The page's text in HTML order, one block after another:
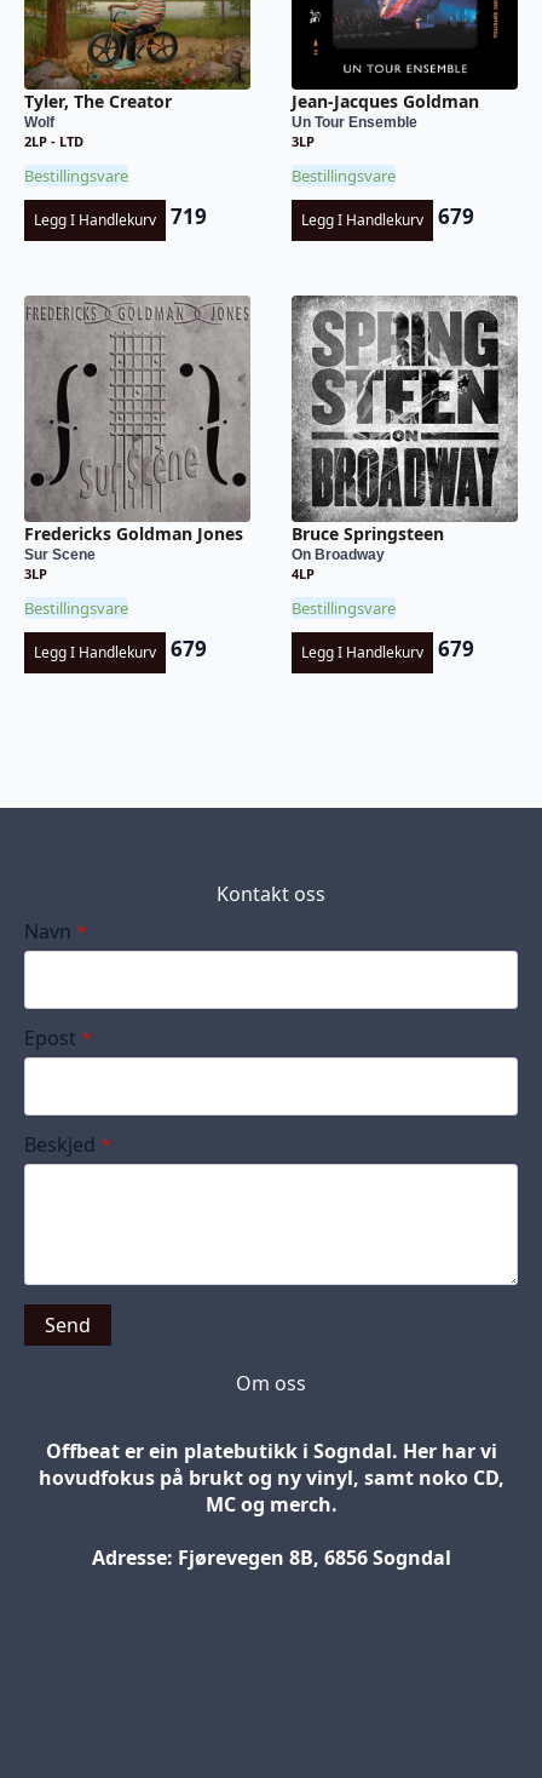
Tyler, The Creator
Wolf
2LP - LTD
Bestillingsvare
Legg I Handlekurv 719
Jean-Jacques Goldman
Un Tour Ensemble
3LP
Bestillingsvare
Legg I Handlekurv 679
Fredericks Goldman Jones
Sur Scene
3LP
Bestillingsvare
Legg I Handlekurv 679
Bruce Springsteen
On Broadway
4LP
Bestillingsvare
Legg I Handlekurv 679
Kontakt oss
Navn *
Epost *
Beskjed *
Send
Om oss
Offbeat er ein platebutikk i Sogndal. Her har vi
hovudfokus på brukt og ny vinyl, samt noko CD,
MC og merch.
Adresse: Fjørevegen 8B, 6856 Sogndal